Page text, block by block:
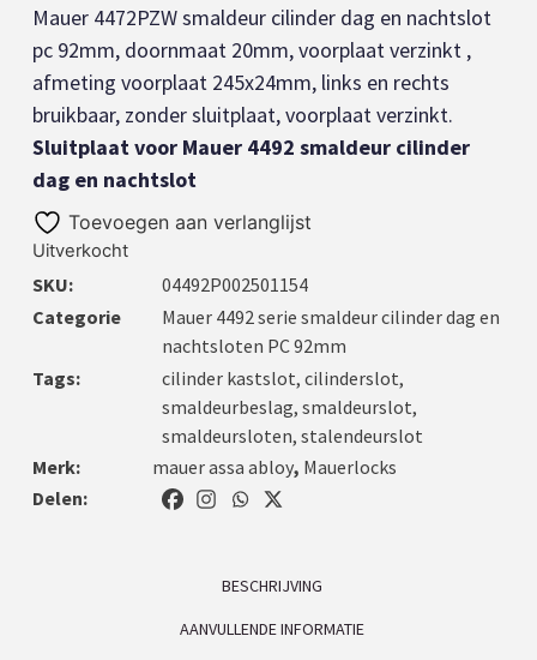
Mauer 4472PZW smaldeur cilinder dag en nachtslot
pc 92mm, doornmaat 20mm, voorplaat verzinkt ,
afmeting voorplaat 245x24mm, links en rechts
bruikbaar, zonder sluitplaat, voorplaat verzinkt.
Sluitplaat voor Mauer 4492 smaldeur cilinder
dag en nachtslot
Toevoegen aan verlanglijst
Uitverkocht
SKU:
04492P002501154
Categorie
Mauer 4492 serie smaldeur cilinder dag en
nachtsloten PC 92mm
Tags:
cilinder kastslot, cilinderslot,
smaldeurbeslag, smaldeurslot,
smaldeursloten, stalendeurslot
Merk:
mauer assa abloy, Mauerlocks
Delen:
BESCHRIJVING
AANVULLENDE INFORMATIE